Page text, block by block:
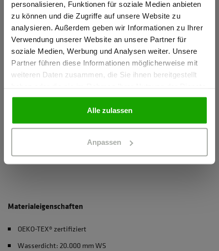
personalisieren, Funktionen für soziale Medien anbieten
zu können und die Zugriffe auf unsere Website zu
analysieren. Außerdem geben wir Informationen zu Ihrer
Verwendung unserer Website an unsere Partner für
soziale Medien, Werbung und Analysen weiter. Unsere
Partner führen diese Informationen möglicherweise mit
weiteren Daten zusammen, die Sie ihnen bereitgestellt
gesammelt haben.
Alle zulassen
Anpassen
Verklebte Nähte
Robuster und abriebfester Außenstoff
Leichte und komfortable Wattierung
Wärmendes Fleece-Futter im Nierenbereich
Schöffel PRO GmbH, Albert-Einstein-Strasse 1, 86830
Schwabmünchen, Deutschland
info@schoeffel-pro.com
Materialeigenschaften
OEKO-TEX® zertifiziert
Wasserdicht: 20.000 mm WS
Ich bestätige, dass ich Gewerbetreibender bin. Alle
Preise werden netto ausgewiesen.